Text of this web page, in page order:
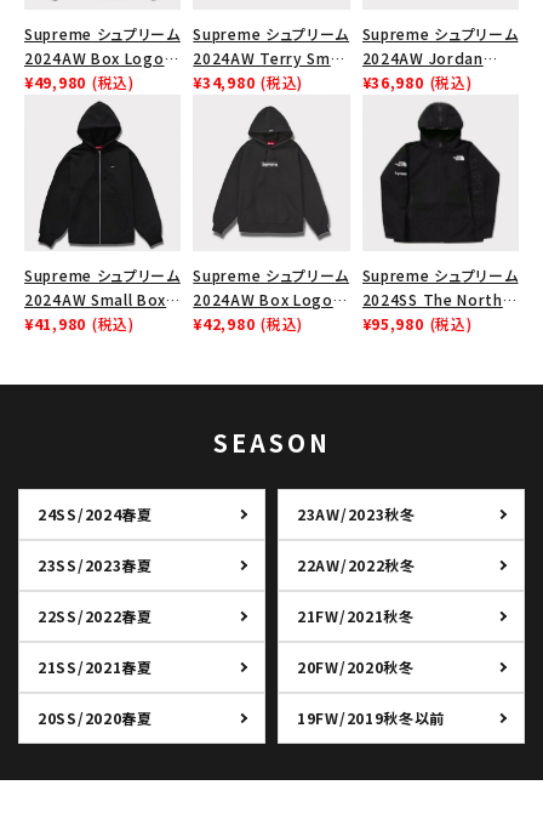
Supreme シュプリーム
2024AW Box Logo
Hooded Sweatshirt
ボックスロゴフードパー
カー ストーン
¥49,980 (税込)
Supreme シュプリーム
2024AW Terry Small
Box Sweater テリー
スモールボックスセータ
ー ヘザーグレー 灰
¥34,980 (税込)
Supreme シュプリーム
2024AW Jordan
Tricot Track Jacket
ジョーダントリコットト
ラックジャケット ライト
ブルー 青
¥36,980 (税込)
Supreme シュプリーム
2024AW Small Box
Zip Up Hooded
¥41,980 (税込)
Supreme シュプリーム
2024AW Box Logo
Hooded Sweatshirt
¥42,980 (税込)
Supreme シュプリーム
2024SS The North
Face Split Taped
¥95,980 (税込)
SEASON
24SS/2024春夏 23AW/2023秋冬
23SS/2023春夏 22AW/2022秋冬
22SS/2022春夏 21FW/2021秋冬
21SS/2021春夏 20FW/2020秋冬
20SS/2020春夏 19FW/2019秋冬以前